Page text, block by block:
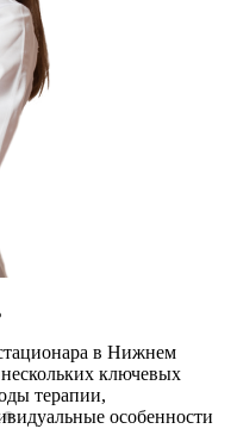
в Нижнем
ключевых
терапии,
особенности